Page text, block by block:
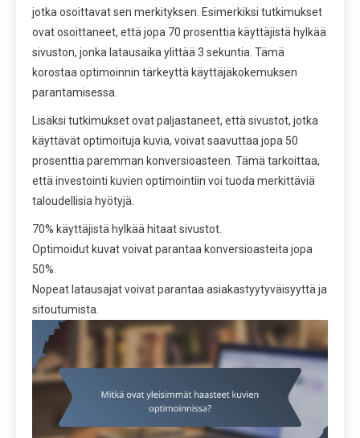
jotka osoittavat sen merkityksen. Esimerkiksi tutkimukset
ovat osoittaneet, että jopa 70 prosenttia käyttäjistä hylkää
sivuston, jonka latausaika ylittää 3 sekuntia. Tämä
korostaa optimoinnin tärkeyttä käyttäjäkokemuksen
parantamisessa.
Lisäksi tutkimukset ovat paljastaneet, että sivustot, jotka
käyttävät optimoituja kuvia, voivat saavuttaa jopa 50
prosenttia paremman konversioasteen. Tämä tarkoittaa,
että investointi kuvien optimointiin voi tuoda merkittäviä
taloudellisia hyötyjä.
70% käyttäjistä hylkää hitaat sivustot.
Optimoidut kuvat voivat parantaa konversioasteita jopa
50%.
Nopeat latausajat voivat parantaa asiakastyytyväisyyttä ja
sitoutumista.